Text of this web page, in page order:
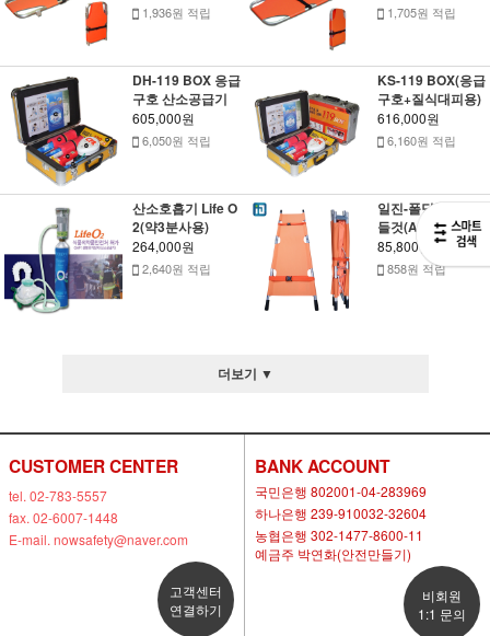
1,936원 적립 1,705원 적립
DH-119 BOX 응급
구호 산소공급기
605,000원
6,050원 적립
KS-119 BOX(응급
구호+질식대피용)
616,000원
6,160원 적립
산소호흡기 Life O
2(약3분사용)
264,000원
2,640원 적립
일진-폴딩형 구급
들것(AL-주황색)
85,800원
858원 적립
더보기 ▼
CUSTOMER CENTER
tel. 02-783-5557
fax. 02-6007-1448
E-mail. nowsafety@naver.com
고객센터
연결하기
BANK ACCOUNT
국민은행 802001-04-283969
하나은행 239-910032-32604
농협은행 302-1477-8600-11
예금주 박연화(안전만들기)
비회원
1:1 문의